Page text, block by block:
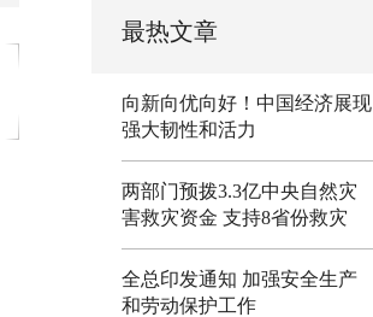
最热文章
向新向优向好！中国经济展现
强大韧性和活力
两部门预拨3.3亿中央自然灾
害救灾资金 支持8省份救灾
全总印发通知 加强安全生产
和劳动保护工作